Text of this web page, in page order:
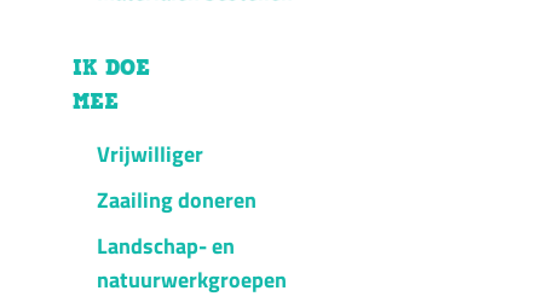
IK DOE
MEE
Vrijwilliger
Zaailing doneren
Landschap- en
natuurwerkgroepen